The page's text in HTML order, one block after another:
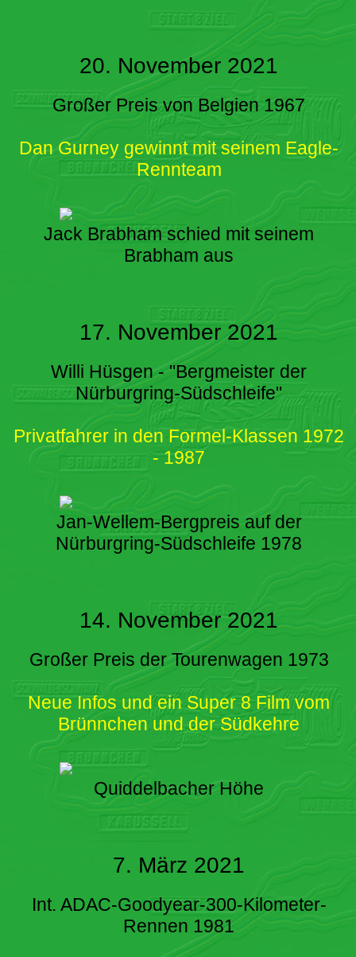
20. November 2021
Großer Preis von Belgien 1967
Dan Gurney gewinnt mit seinem Eagle-
Rennteam
Jack Brabham schied mit seinem
Brabham aus
17. November 2021
Willi Hüsgen - "Bergmeister der
Nürburgring-Südschleife"
Privatfahrer in den Formel-Klassen 1972
- 1987
Jan-Wellem-Bergpreis auf der
Nürburgring-Südschleife 1978
14. November 2021
Großer Preis der Tourenwagen 1973
Neue Infos und ein Super 8 Film vom
Brünnchen und der Südkehre
Quiddelbacher Höhe
7. März 2021
Int. ADAC-Goodyear-300-Kilometer-
Rennen 1981